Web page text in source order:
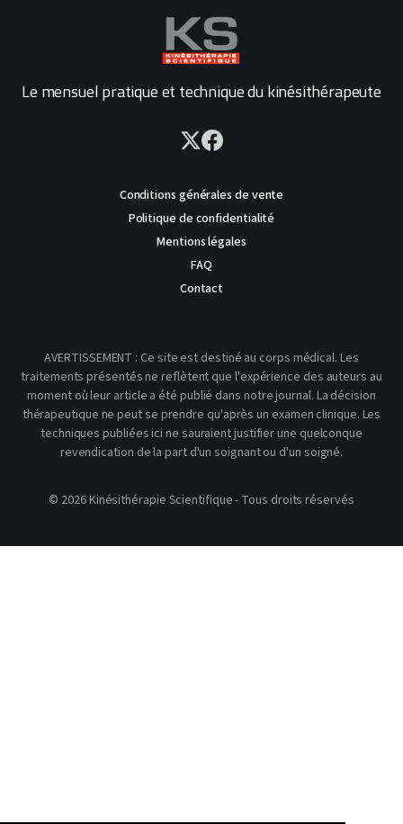
Le mensuel pratique et technique du kinésithérapeute
Conditions générales de vente
Politique de confidentialité
Mentions légales
FAQ
Contact
AVERTISSEMENT : Ce site est destiné au corps médical. Les
traitements présentés ne reflètent que l'expérience des auteurs au
moment où leur article a été publié dans notre journal. La décision
thérapeutique ne peut se prendre qu'après un examen clinique. Les
techniques publiées ici ne sauraient justifier une quelconque
revendication de la part d'un soignant ou d'un soigné.
© 2026 Kinésithérapie Scientifique - Tous droits réservés